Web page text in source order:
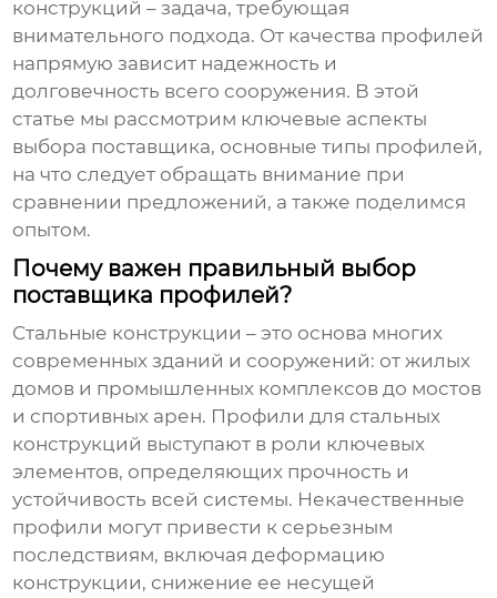
конструкций – задача, требующая
внимательного подхода. От качества профилей
напрямую зависит надежность и
долговечность всего сооружения. В этой
статье мы рассмотрим ключевые аспекты
выбора поставщика, основные типы профилей,
на что следует обращать внимание при
сравнении предложений, а также поделимся
опытом.
Почему важен правильный выбор
поставщика профилей?
Стальные конструкции – это основа многих
современных зданий и сооружений: от жилых
домов и промышленных комплексов до мостов
и спортивных арен. Профили для стальных
конструкций выступают в роли ключевых
элементов, определяющих прочность и
устойчивость всей системы. Некачественные
профили могут привести к серьезным
последствиям, включая деформацию
конструкции, снижение ее несущей